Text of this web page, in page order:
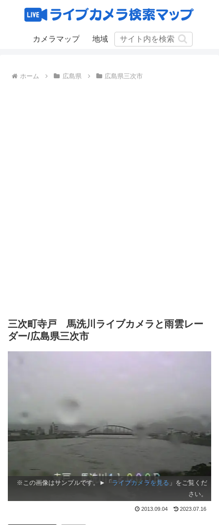
カメラマップ 地域
ホーム 広島県 広島県三次市
三次町寺戸 馬洗川ライブカメラと雨雲レー
ダー/広島県三次市
※この画像はサンプルです。►「 ライブカメラを見る 」をご覧くだ
さい。
2013.09.04 2023.07.16